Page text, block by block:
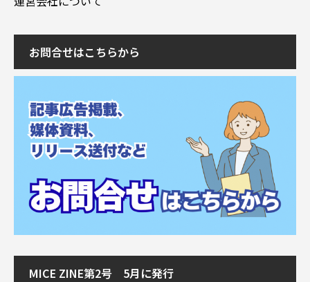
お問合せはこちらから
MICE ZINE第2号 5月に発行